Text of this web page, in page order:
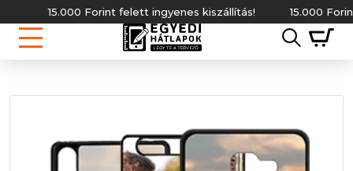
15.000 Forint felett ingyenes kiszállítás! 15.000 Forint